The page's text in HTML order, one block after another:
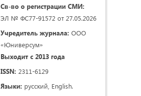
Св-во о регистрации СМИ:
ЭЛ № ФС77-91572 от 27.05.2026
Учредитель журнала: ООО
«Юниверсум»
Выходит с 2013 года
ISSN: 2311-6129
Языки: русский, English.